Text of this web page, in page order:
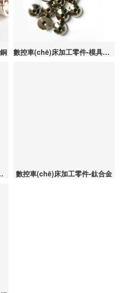
數控車(chē)床加工零件-模具鋼56
銹鋼316 數控車(chē)床加工零件-鈦合金